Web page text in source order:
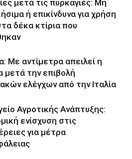
μετά τις πυρκαγιές: Μη
ή επικίνδυνα για χρήση
δέκα κτίρια που
Με αντίμετρα απειλεί η
μετά την επιβολή
ελέγχων από την Ιταλία
Αγροτικής Ανάπτυξης:
ενίσχυση στις
για μέτρα